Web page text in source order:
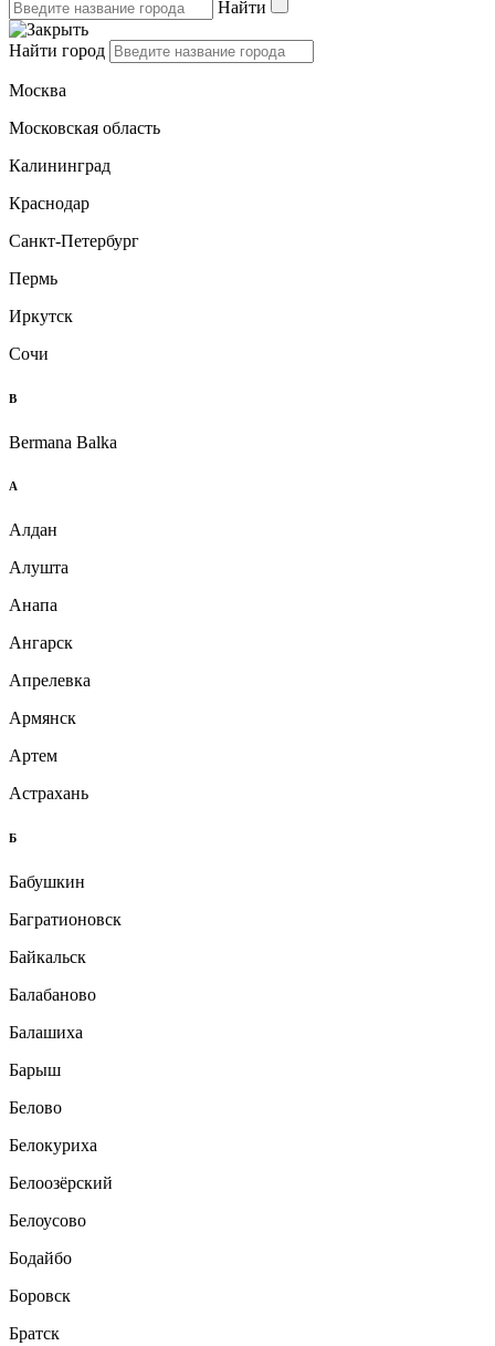
Найти
Найти город
Москва
Московская область
Калининград
Краснодар
Санкт-Петербург
Пермь
Иркутск
Сочи
B
Bermana Balka
А
Алдан
Алушта
Анапа
Ангарск
Апрелевка
Армянск
Артем
Астрахань
Б
Бабушкин
Багратионовск
Байкальск
Балабаново
Балашиха
Барыш
Белово
Белокуриха
Белоозёрский
Белоусово
Бодайбо
Боровск
Братск